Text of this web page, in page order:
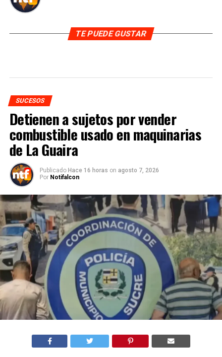
TE PUEDE GUSTAR
SUCESOS
Detienen a sujetos por vender
combustible usado en maquinarias
de La Guaira
Publicado Hace 16 horas on agosto 7, 2026
Por Notifalcon